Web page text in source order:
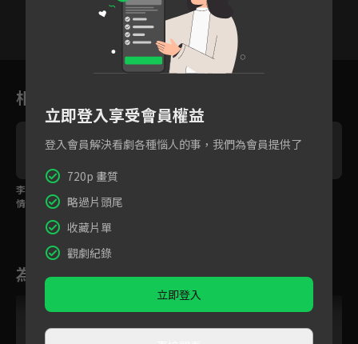
2 3 4
相關花絮
李現勸劉亦菲早日走出
情傷？
為您推薦
立即登入享受會員權益
登入會員解決看劇各種惱人的事，我們為會員提供了
720p 畫質
略過片頭尾
收藏片單
觀劇紀錄
立即登入